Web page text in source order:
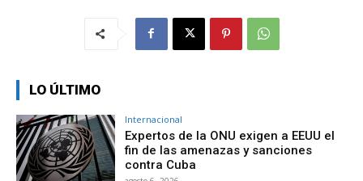
LO ÚLTIMO
Internacional
Expertos de la ONU exigen a EEUU el
fin de las amenazas y sanciones
contra Cuba